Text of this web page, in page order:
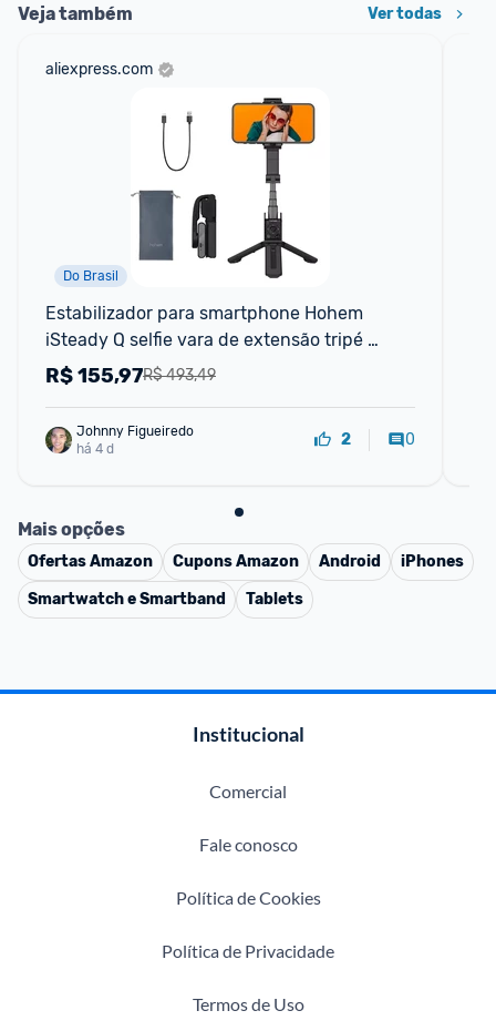
Veja também Ver todas
aliexpress.com
Do Brasil
Estabilizador para smartphone Hohem
iSteady Q selfie vara de extensão tripé
ajustável com controle remoto
R$ 493,49
R$155,97
Johnny Figueiredo
há 4 d
2 0
Mais opções
OfertasAmazon CuponsAmazon Android
iPhones
Smartwatch e Smartband
Tablets
Institucional
Comercial
Fale conosco
Política de Cookies
Política de Privacidade
Termos de Uso